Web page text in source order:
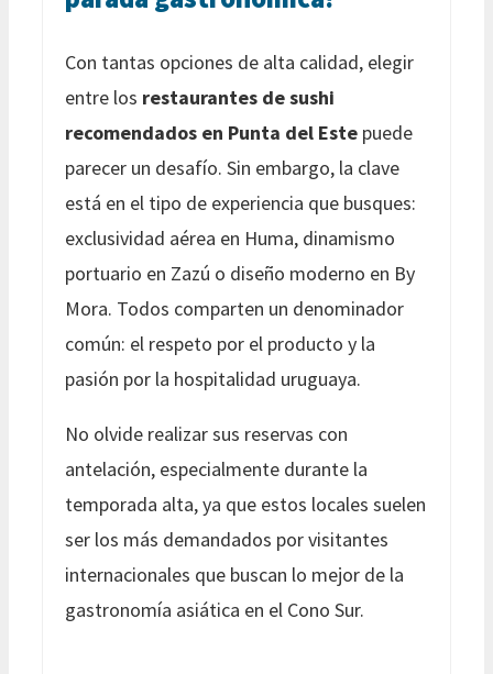
Con tantas opciones de alta calidad, elegir
entre los restaurantes de sushi
recomendados en Punta del Este puede
parecer un desafío. Sin embargo, la clave
está en el tipo de experiencia que busques:
exclusividad aérea en Huma, dinamismo
portuario en Zazú o diseño moderno en By
Mora. Todos comparten un denominador
común: el respeto por el producto y la
pasión por la hospitalidad uruguaya.
No olvide realizar sus reservas con
antelación, especialmente durante la
temporada alta, ya que estos locales suelen
ser los más demandados por visitantes
internacionales que buscan lo mejor de la
gastronomía asiática en el Cono Sur.